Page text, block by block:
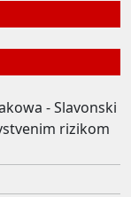
- Slavonski
rizikom